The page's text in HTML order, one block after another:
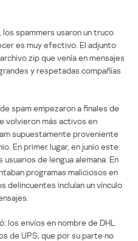
spammers usaron un truco
es muy efectivo. El adjunto
zip que venía en mensajes
y respetadas compañías
spam empezaron a finales de
volvieron más activos en
supuestamente proveniente
En primer lugar, en junio este
de lengua alemana. En
programas maliciosos en
delincuentes incluían un vínculo
los envíos en nombre de DHL
de UPS, que por su parte no